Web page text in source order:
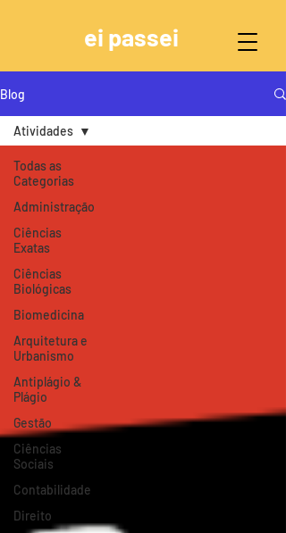
ei passei
Blog
Todas as
Categorias
Administração
Ciências
Exatas
Ciências
Biológicas
Biomedicina
Arquitetura e
Urbanismo
Antiplágio &
Plágio
Gestão
Ciências
Sociais
Contabilidade
Direito
Atividades